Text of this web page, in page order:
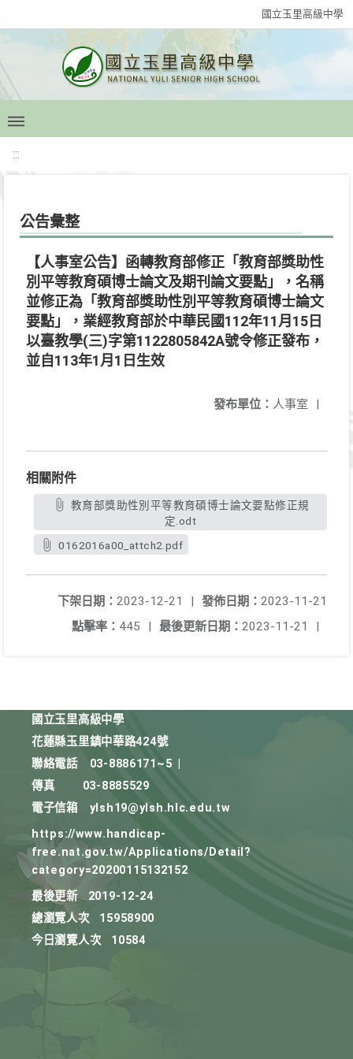
國立玉里高級中學
:::
公告彙整
【人事室公告】函轉教育部修正「教育部獎助性
別平等教育碩博士論文及期刊論文要點」，名稱
並修正為「教育部獎助性別平等教育碩博士論文
要點」，業經教育部於中華民國112年11月15日
以臺教學(三)字第1122805842A號令修正發布，
並自113年1月1日生效
發布單位： 人事室 |
相關附件
定.odt
0162016a00_attch2.pdf
發佈日期： 2023-11-21
下架日期： 2023-12-21
|
最後更新日期： 2023-11-21 |
點擊率： 445 |
國立玉里高級中學
花蓮縣玉里鎮中華路424號
聯絡電話
03-8886171~5
傳真
03-8885529
電子信箱
ylsh19@ylsh.hlc.edu.tw
https://www.handicap-
free.nat.gov.tw/Applications/Detail?
category=20200115132152
最後更新
2019-12-24
總瀏覽人次
15958900
今日瀏覽人次
10584